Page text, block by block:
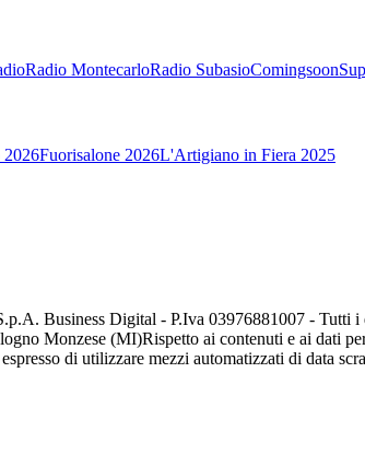
Radio MontecarloRadio SubasioComingsoon
2026Fuorisalone 2026L'Artigiano in Fiera 2025
Business Digital - P.Iva 03976881007 - Tutti
Monzese (MI)Rispetto ai contenuti e ai dati
di utilizzare mezzi automatizzati di data